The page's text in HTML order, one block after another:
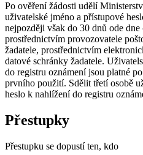
Po ověření žádosti udělí
uživatelské jméno a přístupové
nejpozději však do 30 dnů ode
prostřednictvím provozovatele
žadatele, prostřednictvím
datové schránky žadatele.
do registru oznámení jsou platné
prvního použití. Sdělit třetí osobě
heslo k nahlížení do registru
Přestupky
Přestupku se dopustí ten, kdo